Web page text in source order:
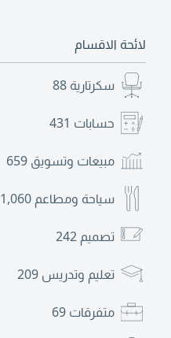
لائحة الاقسام
سكرتارية 88
حسابات 431
مبيعات وتسويق 659
سياحة ومطاعم 1,060
تصميم 242
تعليم وتدريس 209
متفرقات 69